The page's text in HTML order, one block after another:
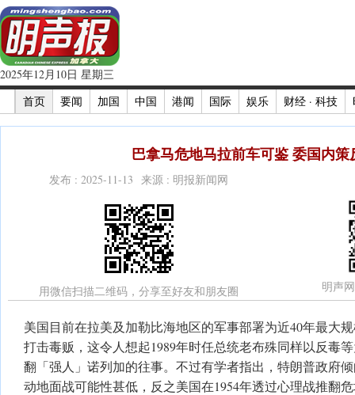
2025年12月10日 星期三
首页
要闻 加国 中国 港闻 国际 娱乐 财经 · 科技
巴拿马危地马拉前车可鉴 委国内策
发布 : 2025-11-13 来源 : 明报新闻网
用微信扫描二维码，分享至好友和朋友圈 明声
美国目前在拉美及加勒比海地区的军事部署为近40年最大
打击毒贩，这令人想起1989年时任总统老布殊同样以反毒
翻「强人」诺列加的往事。不过有学者指出，特朗普政府
动地面战可能性甚低，反之美国在1954年透过心理战推翻